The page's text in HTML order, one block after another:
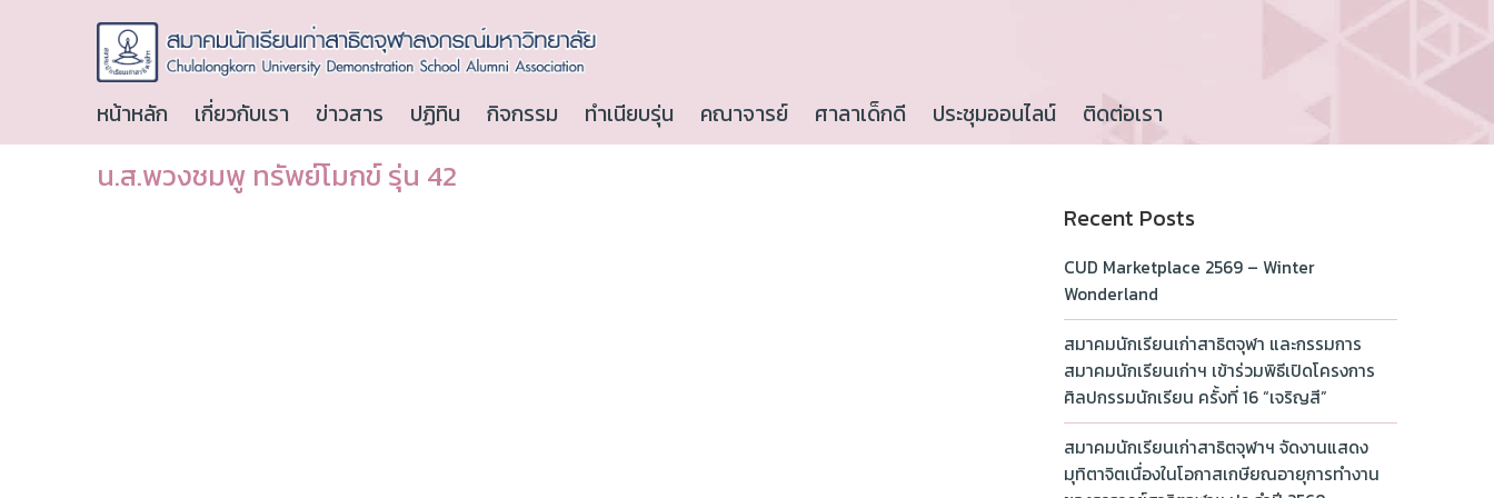
หน้าหลัก เกี่ยวกับเรา ข่าวสาร ปฏิทิน กิจกรรม ทำเนียบรุ่น คณาจารย์ ศาลาเด็กดี ประชุมออนไลน์ ติดต่อเรา
น.ส.พวงชมพู ทรัพย์โมกข์ รุ่น 42
Recent Posts
CUD Marketplace 2569 – Winter
Wonderland
สมาคมนักเรียนเก่าสาธิตจุฬา และกรรมการ
สมาคมนักเรียนเก่าฯ เข้าร่วมพิธีเปิดโครงการ
ศิลปกรรมนักเรียน ครั้งที่ 16 “เจริญสี”
สมาคมนักเรียนเก่าสาธิตจุฬาฯ จัดงานแสดง
มุทิตาจิตเนื่องในโอกาสเกษียณอายุการทำงาน